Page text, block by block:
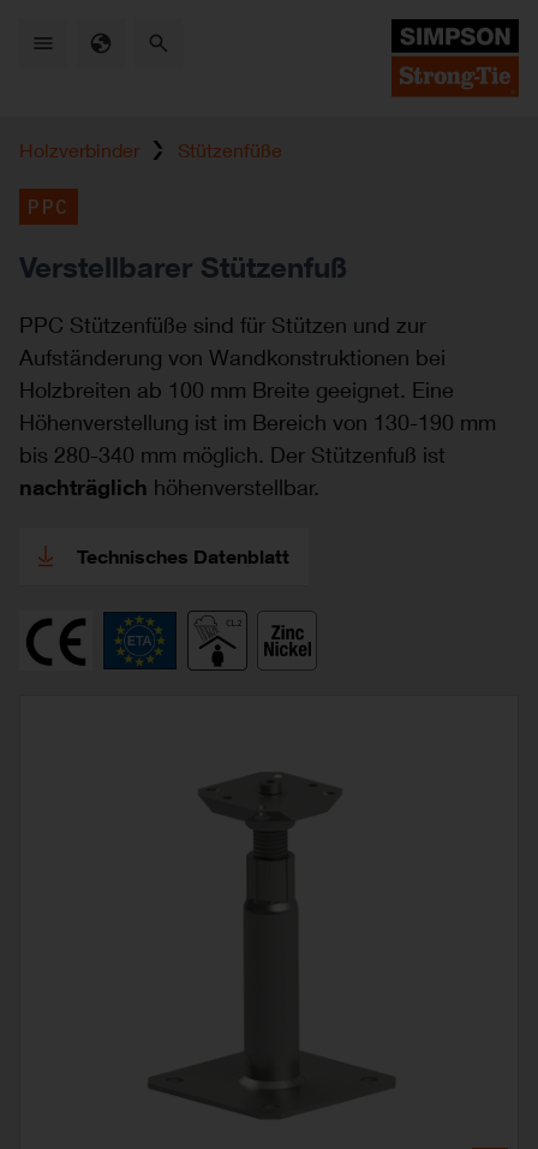
Holzverbinder Stützenfüße
PPC
Verstellbarer Stützenfuß
PPC Stützenfüße sind für Stützen und zur
Aufständerung von Wandkonstruktionen bei
Holzbreiten ab 100 mm Breite geeignet. Eine
Höhenverstellung ist im Bereich von 130-190 mm
bis 280-340 mm möglich. Der Stützenfuß ist
nachträglich höhenverstellbar.
Technisches Datenblatt